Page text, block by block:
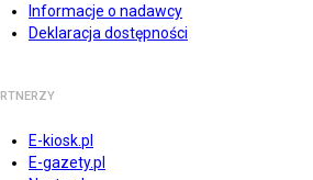
Informacje o nadawcy
Deklaracja dostępności
E-kiosk.pl
E-gazety.pl